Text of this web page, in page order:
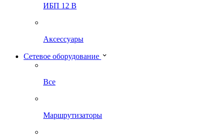
ИБП 12 В
Аксессуары
Сетевое оборудование
Все
Маршрутизаторы